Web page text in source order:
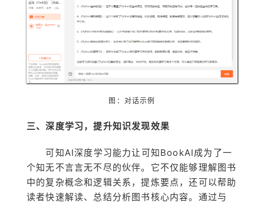
图：对话示例
三、深度学习，提升知识发现效果
可知AI深度学习能力让可知BookAI成为了一
个知无不言言无不尽的伙伴。它不仅能够理解图书
中的复杂概念和逻辑关系，提炼要点，还可以帮助
读者快速解读、总结分析图书核心内容。通过与